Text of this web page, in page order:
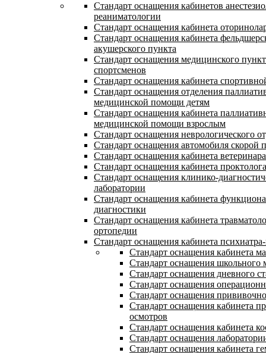
Стандарт оснащения кабинетов
реаниматологии
Стандарт оснащения кабинета
Стандарт оснащения кабинета
акушерского пункта
Стандарт оснащения медицинского
спортсменов
Стандарт оснащения кабинета
Стандарт оснащения отделения
медицинской помощи детям
Стандарт оснащения кабинета
медицинской помощи взрослым
Стандарт оснащения неврологического
Стандарт оснащения автомобиля скорой
Стандарт оснащения кабинета ветеринара
Стандарт оснащения кабинета проктолога
Стандарт оснащения клинико-
лаборатории
Стандарт оснащения кабинета
диагностики
Стандарт оснащения кабинета
ортопедии
Стандарт оснащения кабинета
Стандарт оснащения кабинета
Стандарт оснащения школьного
Стандарт оснащения дневного
Стандарт оснащения
Стандарт оснащения
Стандарт оснащения кабинета
осмотров
Стандарт оснащения кабинета
Стандарт оснащения
Стандарт оснащения кабинета